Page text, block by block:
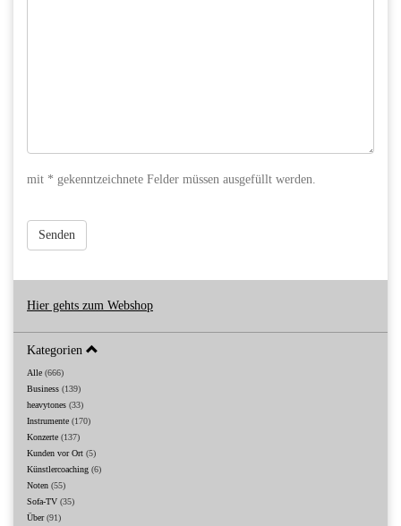
mit * gekenntzeichnete Felder müssen ausgefüllt werden.
Senden
Hier gehts zum Webshop
Kategorien
Alle (666)
Business (139)
heavytones (33)
Instrumente (170)
Konzerte (137)
Kunden vor Ort (5)
Künstlercoaching (6)
Noten (55)
Sofa-TV (35)
Über(91)